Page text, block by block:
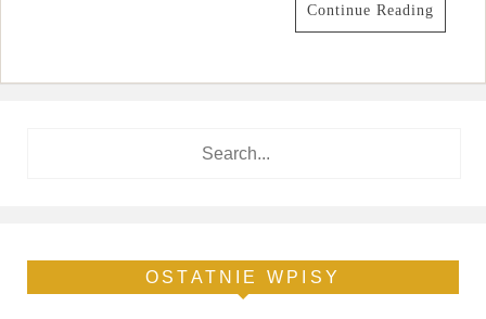
Continue Reading
OSTATNIE WPISY